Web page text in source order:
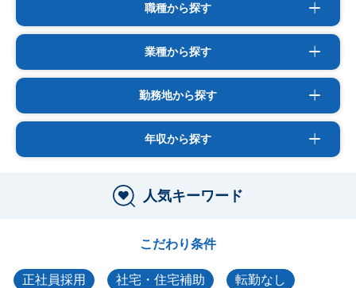
職種から探す
業種から探す
勤務地から探す
年収から探す
人気キーワード
こだわり条件
正社員採用 社宅・住宅補助 転勤なし